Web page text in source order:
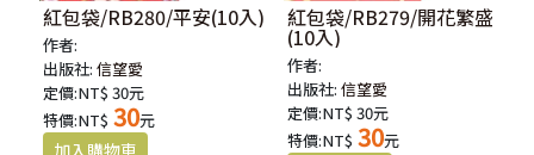
紅包袋/RB280/平安(10入)
作者:
出版社:信望愛
定價:NT$ 30元
特價:NT$ 30元
紅包袋/RB279/開花繁盛
(10入)
作者:
出版社:信望愛
定價:NT$ 30元
特價:NT$ 30元